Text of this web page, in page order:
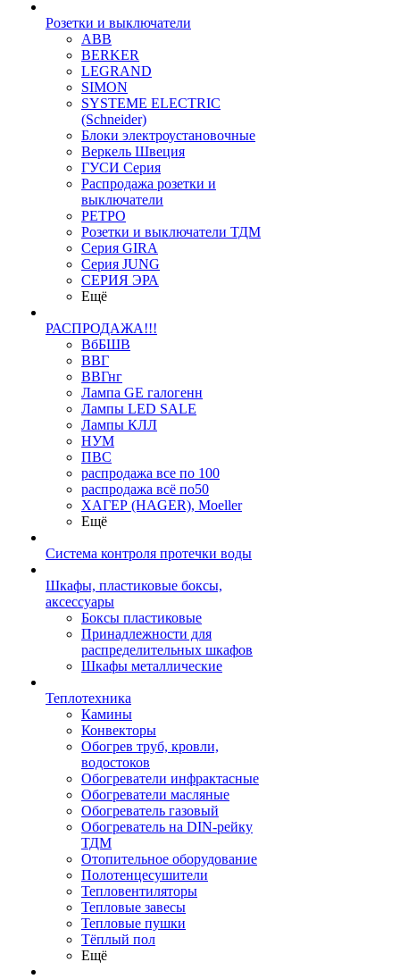
Розетки и выключатели
ABB
BERKER
LEGRAND
SIMON
SYSTEME ELECTRIC
(Schneider)
Блоки электроустановочные
Веркель Швеция
ГУСИ Серия
Распродажа розетки и
выключатели
РЕТРО
Розетки и выключатели ТДМ
Серия GIRA
Серия JUNG
СЕРИЯ ЭРА
Ещё
РАСПРОДАЖА!!!
ВбБШВ
ВВГ
ВВГнг
Лампа GE галогенн
Лампы LED SALE
Лампы КЛЛ
НУМ
ПВС
распродажа все по 100
распродажа всё по50
ХАГЕР (HAGER), Moeller
Ещё
Система контроля протечки воды
Шкафы, пластиковые боксы,
аксессуары
Боксы пластиковые
Принадлежности для
распределительных шкафов
Шкафы металлические
Теплотехника
Камины
Конвекторы
Обогрев труб, кровли,
водостоков
Обогреватели инфрактасные
Обогреватели масляные
Обогреватель газовый
Обогреватель на DIN-рейку
ТДМ
Отопительное оборудование
Полотенцесушители
Тепловентиляторы
Тепловые завесы
Тепловые пушки
Тёплый пол
Ещё